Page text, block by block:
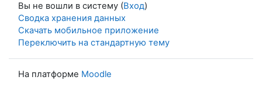
Вы не вошли в систему (Вход)
Сводка хранения данных
Скачать мобильное приложение
Переключить на стандартную тему
На платформе Moodle